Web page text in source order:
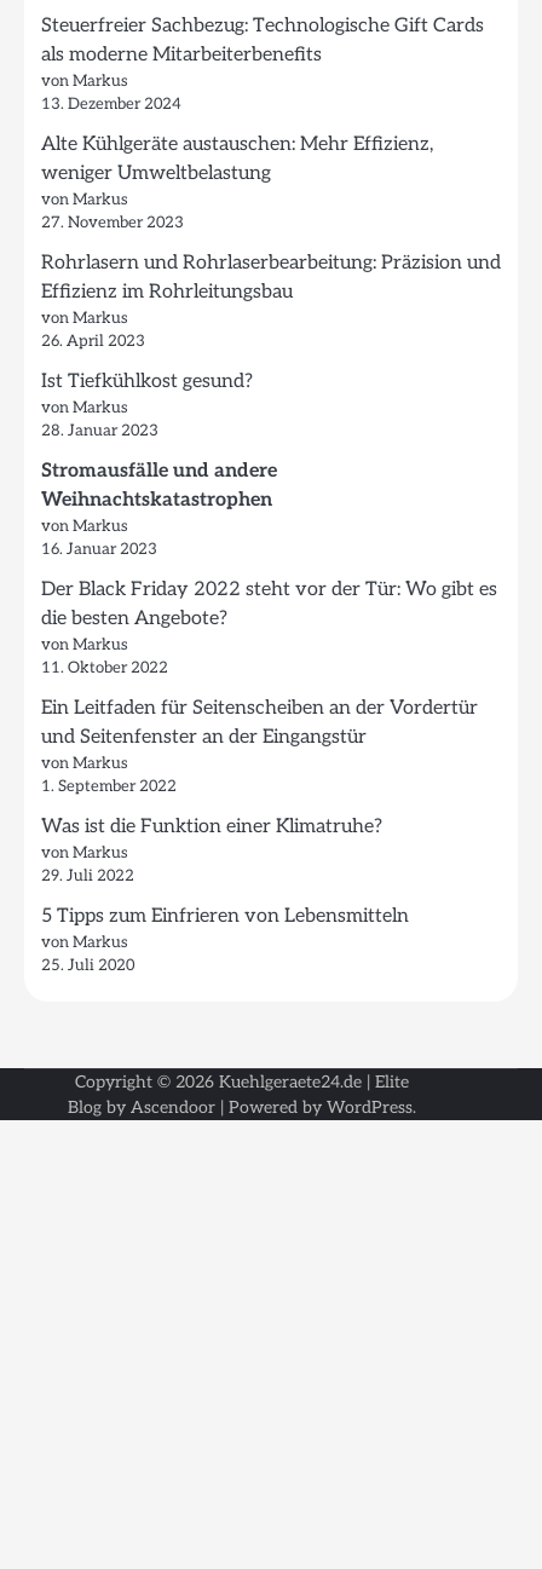
Steuerfreier Sachbezug: Technologische Gift Cards
als moderne Mitarbeiterbenefits
von Markus
13. Dezember 2024
Alte Kühlgeräte austauschen: Mehr Effizienz,
weniger Umweltbelastung
von Markus
27. November 2023
Rohrlasern und Rohrlaserbearbeitung: Präzision und
Effizienz im Rohrleitungsbau
von Markus
26. April 2023
Ist Tiefkühlkost gesund?
von Markus
28. Januar 2023
Stromausfälle und andere
Weihnachtskatastrophen
von Markus
16. Januar 2023
Der Black Friday 2022 steht vor der Tür: Wo gibt es
die besten Angebote?
von Markus
11. Oktober 2022
Ein Leitfaden für Seitenscheiben an der Vordertür
und Seitenfenster an der Eingangstür
von Markus
1. September 2022
Was ist die Funktion einer Klimatruhe?
von Markus
29. Juli 2022
5 Tipps zum Einfrieren von Lebensmitteln
von Markus
25. Juli 2020
Copyright © 2026 Kuehlgeraete24.de | Elite
Blog by Ascendoor | Powered by WordPress.